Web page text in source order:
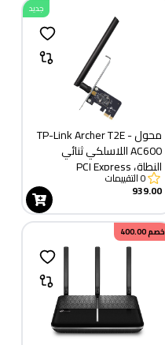
جديد
محول TP-Link Archer T2E -
AC600 اللاسلكي ثنائي
النطاق PCI Express
0التقييمات
939.00
خصم400.00